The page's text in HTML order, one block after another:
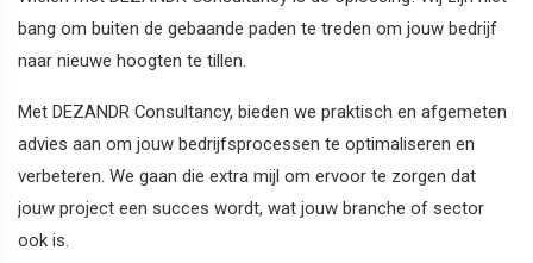
bang om buiten de gebaande paden te treden om jouw bedrijf
naar nieuwe hoogten te tillen.
Met DEZANDR Consultancy, bieden we praktisch en afgemeten
advies aan om jouw bedrijfsprocessen te optimaliseren en
verbeteren. We gaan die extra mijl om ervoor te zorgen dat
jouw project een succes wordt, wat jouw branche of sector
ook is.